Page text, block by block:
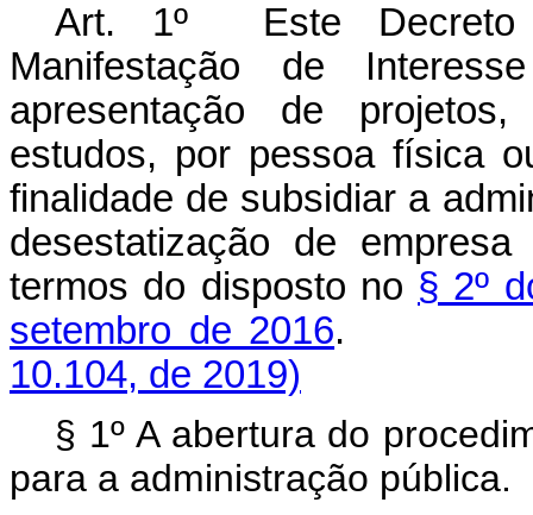
Art. 1º Este Decreto
Manifestação de
apresentação de
estudos, por pessoa física
finalidade de subsidiar a
desestatização de
termos do disposto no § 2º
setembro de 2016
10.104, de 2019)
§ 1º A abertura do
para a administração pública.